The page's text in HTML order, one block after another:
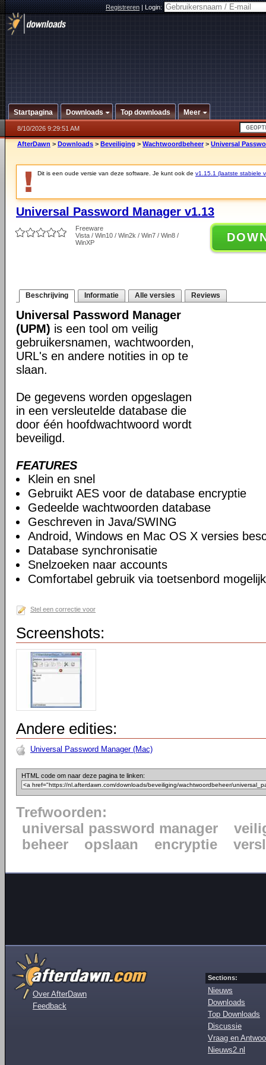
Registreren|Login:
Startpagina Downloads Top downloads Meer
8/10/2026 9:29:51 AM
AfterDawn > Downloads > Beveiliging > Wachtwoordbeheer > Universal
Dit is een oude versie van deze software. Je kunt ook de v1.15.1 (laatste stabiele
Universal Password Manager v1.13
Freeware
Vista / Win10 / Win2k / Win7 / Win8 /
WinXP
Beschrijving Informatie Alle versies Reviews
Universal Password Manager
(UPM) is een tool om veilig
gebruikersnamen, wachtwoorden,
URL's en andere notities in op te
slaan.
De gegevens worden opgeslagen
in een versleutelde database die
door één hoofdwachtwoord wordt
beveiligd.
FEATURES
Klein en snel
Gebruikt AES voor de database encryptie
Gedeelde wachtwoorden database
Geschreven in Java/SWING
Android, Windows en Mac OS X versies
Database synchronisatie
Snelzoeken naar accounts
Comfortabel gebruik via toetsenbord
Stel een correctie voor
Screenshots:
Andere edities:
Universal Password Manager (Mac)
HTML code om naar deze pagina te linken:
Trefwoorden:
universal password manager
beheer
opslaan encryptie
Over AfterDawn
Feedback
Sections:
Nieuws
Downloads
Top Downloads
Discussie
Vraag en
Nieuws2.nl